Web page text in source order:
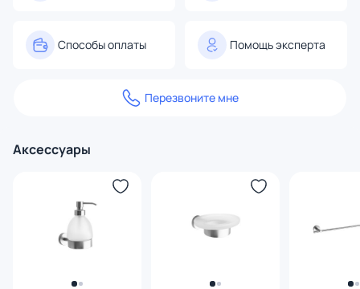
Способы оплаты Помощь эксперта
Перезвоните мне
Аксессуары